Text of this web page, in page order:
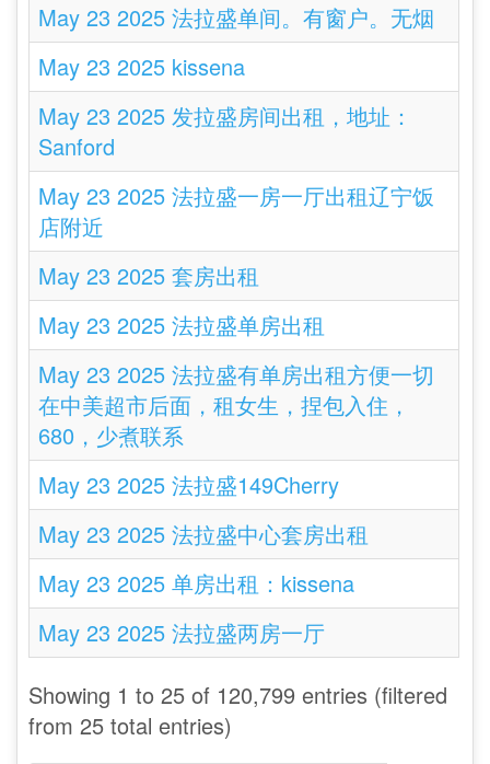
May 23 2025 法拉盛单间。有窗户。无烟
May 23 2025 kissena
May 23 2025 发拉盛房间出租，地址：
Sanford
May 23 2025 法拉盛一房一厅出租辽宁饭
店附近
May 23 2025 套房出租
May 23 2025 法拉盛单房出租
May 23 2025 法拉盛有单房出租方便一切
在中美超市后面，租女生，捏包入住，
680，少煮联系
May 23 2025 法拉盛149Cherry
May 23 2025 法拉盛中心套房出租
May 23 2025 单房出租：kissena
May 23 2025 法拉盛两房一厅
Showing 1 to 25 of 120,799 entries (filtered
from 25 total entries)